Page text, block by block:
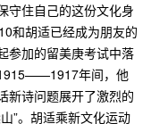
守住自己的这份文化身
和胡适已经成为朋友的
参加的留美庚考试中落
年间，他
新诗问题展开了激烈的
”。胡适乘新文化运动